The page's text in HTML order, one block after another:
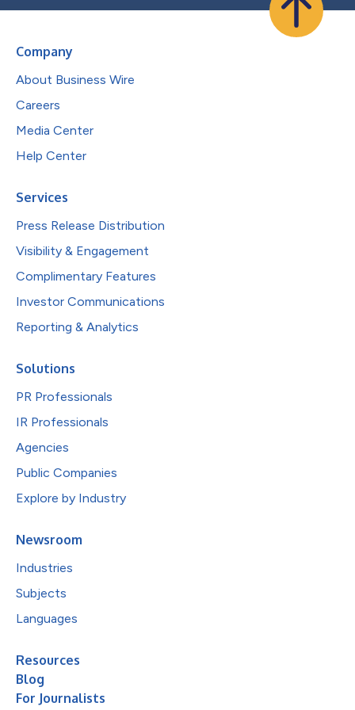
Company
About Business Wire
Careers
Media Center
Help Center
Services
Press Release Distribution
Visibility & Engagement
Complimentary Features
Investor Communications
Reporting & Analytics
Solutions
PR Professionals
IR Professionals
Agencies
Public Companies
Explore by Industry
Newsroom
Industries
Subjects
Languages
Resources
Blog
For Journalists